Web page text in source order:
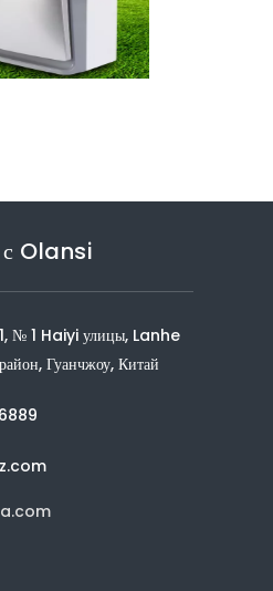
с Olansi
№ 1 Haiyi улицы, Lanhe
Гуанчжоу, Китай